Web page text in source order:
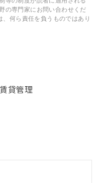
の専門家にお問い合わせくだ
何ら責任を負うものではあり
貸管理